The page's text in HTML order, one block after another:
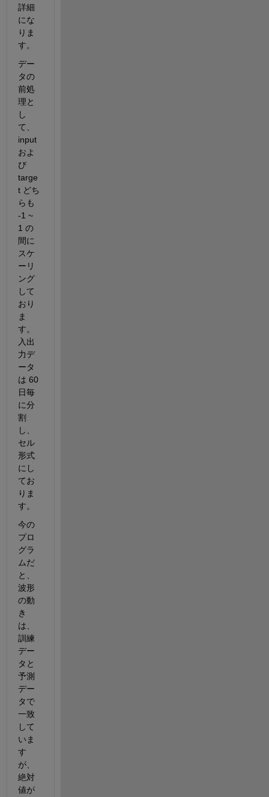
詳細
にな
りま
す。
デー
タの
前処
理と
し
て、
input
およ
び
targe
t どち
-1 ~
1 の
間に
スケ
ーリ
ング
して
おり
ま
す。
入出
力デ
ータ
は
60
日毎
に分
割
し、
セル
形式
にし
てお
りま
す。
今の
プロ
グラ
ムだ
と、
波形
の動
き
は、
訓練
デー
タと
予測
デー
タで
一致
して
いま
す
が、
絶対
値が